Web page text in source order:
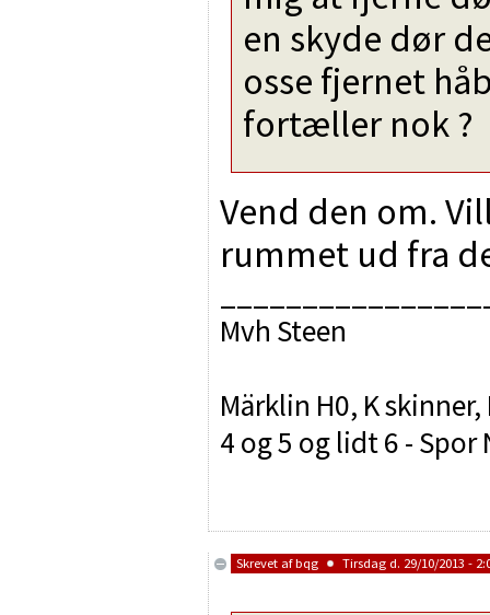
en skyde dør
osse fjernet
fortæller nok ?
Vend den om.
rummet ud fra
Mvh Steen
Märklin H0, K
4 og 5 og lidt 6 - Spor
Skrevet afbqg Tirsdag d. 29/10/2013 -